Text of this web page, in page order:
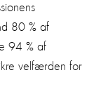
80 % af
94 % af
velfærden for